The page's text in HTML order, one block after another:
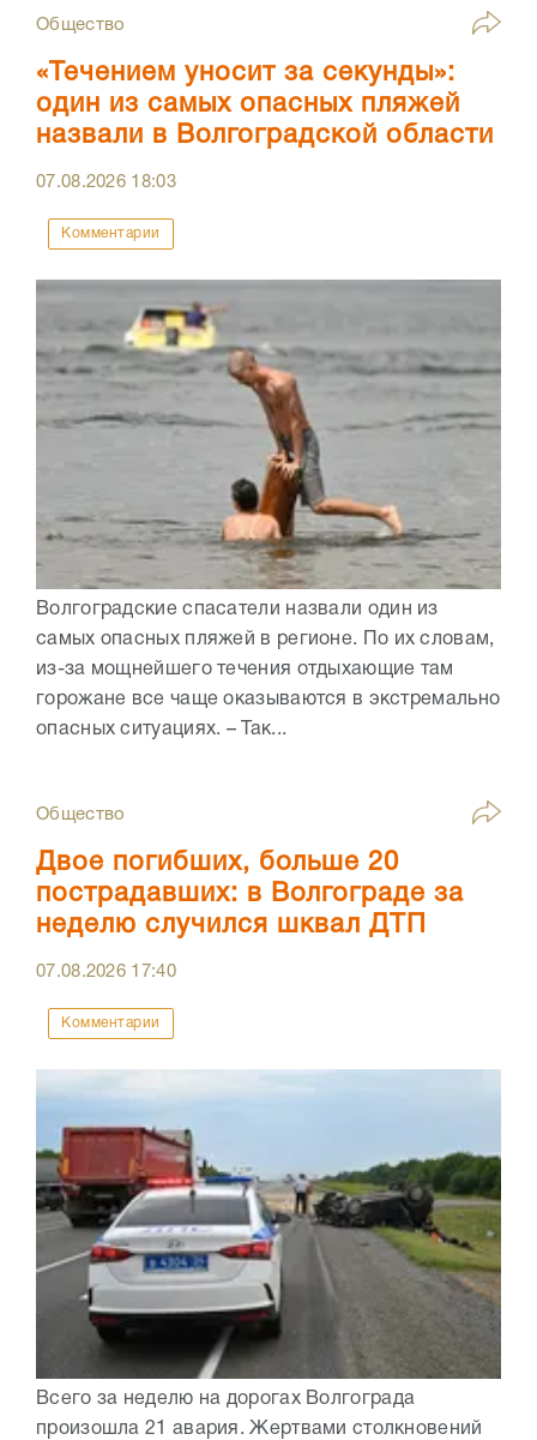
Общество
«Течением уносит за секунды»:
один из самых опасных пляжей
назвали в Волгоградской области
07.08.2026 18:03
Комментарии
Волгоградские спасатели назвали один из
самых опасных пляжей в регионе. По их словам,
из-за мощнейшего течения отдыхающие там
горожане все чаще оказываются в экстремально
опасных ситуациях. – Так...
Общество
Двое погибших, больше 20
пострадавших: в Волгограде за
неделю случился шквал ДТП
07.08.2026 17:40
Комментарии
Всего за неделю на дорогах Волгограда
произошла 21 авария. Жертвами столкновений